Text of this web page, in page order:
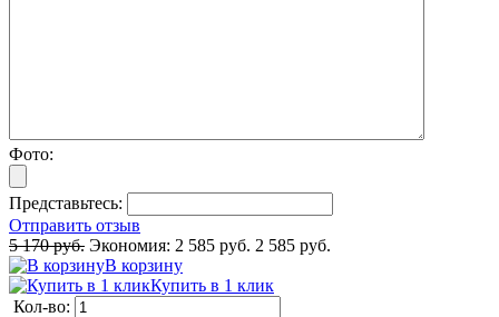
Фото:
Представьтесь:
Отправить отзыв
5 170 руб. Экономия: 2 585 руб. 2 585 руб.
В корзину
Купить в 1 клик
Кол-во: